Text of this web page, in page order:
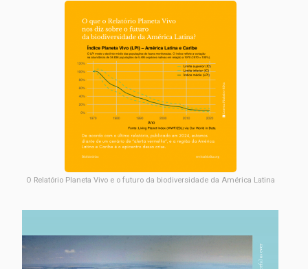
O Relatório Planeta Vivo e o futuro da biodiversidade da América Latina